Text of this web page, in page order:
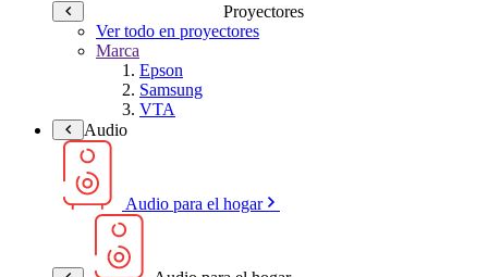
Proyectores
Ver todo en proyectores
Marca
Epson
Samsung
VTA
Audio
Audio para el hogar